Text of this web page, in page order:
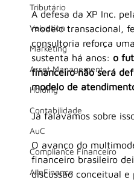
Tributário
Valuation
Marketing
Asset Management
Holding
Contabilidade
AuC
Compliance Financeiro
AIInFinance
A defesa da XP Inc.
modelo transacional,
consultoria reforça
sustenta há anos: o
financeiro não será
modelo de
Já falávamos sobre
O avanço do
financeiro brasileiro
discussão conceitual e